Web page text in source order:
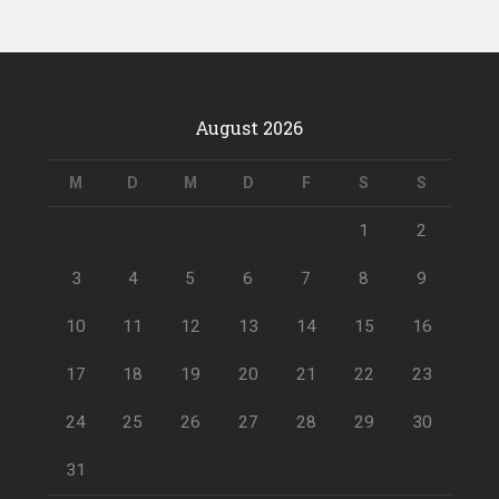
August 2026
M D M D F S S
1 2
3 4 5 6 7 8 9
10 11 12 13 14 15 16
17 18 19 20 21 22 23
24 25 26 27 28 29 30
31